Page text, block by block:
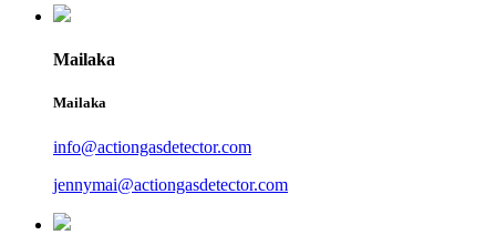
Mailaka
Mailaka
info@actiongasdetector.com
jennymai@actiongasdetector.com